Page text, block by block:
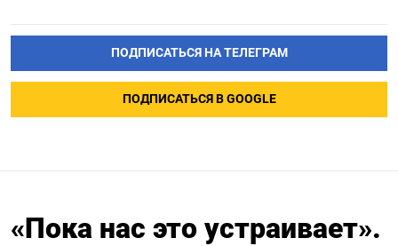
ПОДПИСАТЬСЯ НА ТЕЛЕГРАМ
ПОДПИСАТЬСЯ В GOOGLE
«Пока нас это устраивает».